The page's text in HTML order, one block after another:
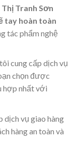
Thị Tranh Sơn
tay hoàn toàn
tác phẩm nghệ
cung cấp dịch vụ
chọn được
hợp nhất với
dịch vụ giao hàng
hàng an toàn và